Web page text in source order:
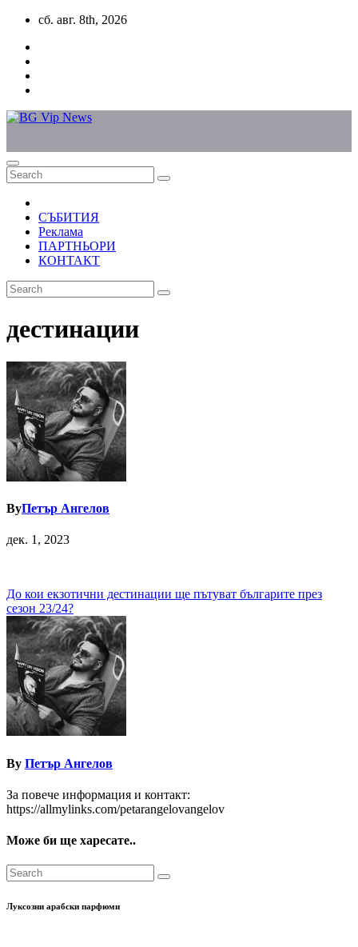
Skip
content
сб. авг. 8th, 2026
СЪБИТИЯ
Реклама
ПАРТНЬОРИ
КОНТАКТ
дестинации
ByПетър Ангелов
дек. 1, 2023
Навигация
До кои екзотични дестинации ще пътуват българите през
сезон 23/24?
By Петър Ангелов
За повече информация и контакт:
https://allmylinks.com/petarangelovangelov
Може би ще харесате..
Луксозни арабски парфюми